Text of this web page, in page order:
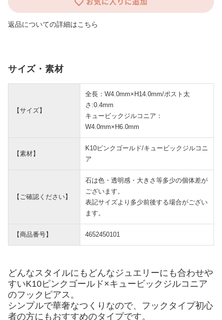
返品についての詳細はこちら
サイズ・素材
【サイズ】
全長：W4.0mm×H14.0mm/ポスト太
さ:0.4mm
キュービックジルコニア：
W4.0mm×H6.0mm
【素材】
K10ピンクゴールド/キュービックジルコニ
ア
【ご確認ください】
石は色・透明感・大きさ等多少の個体差が
ございます。
表記サイズより多少前後する場合がござい
ます。
【商品番号】 4652450101
どんなスタイルにもどんなジュエリーにも合わせや
すいK10ピンクゴールド×キュービックジルコニア
のフックピアス。
シンプルで華奢なつくりなので、フックタイプ初心
者の方にもおすすめのタイプです。